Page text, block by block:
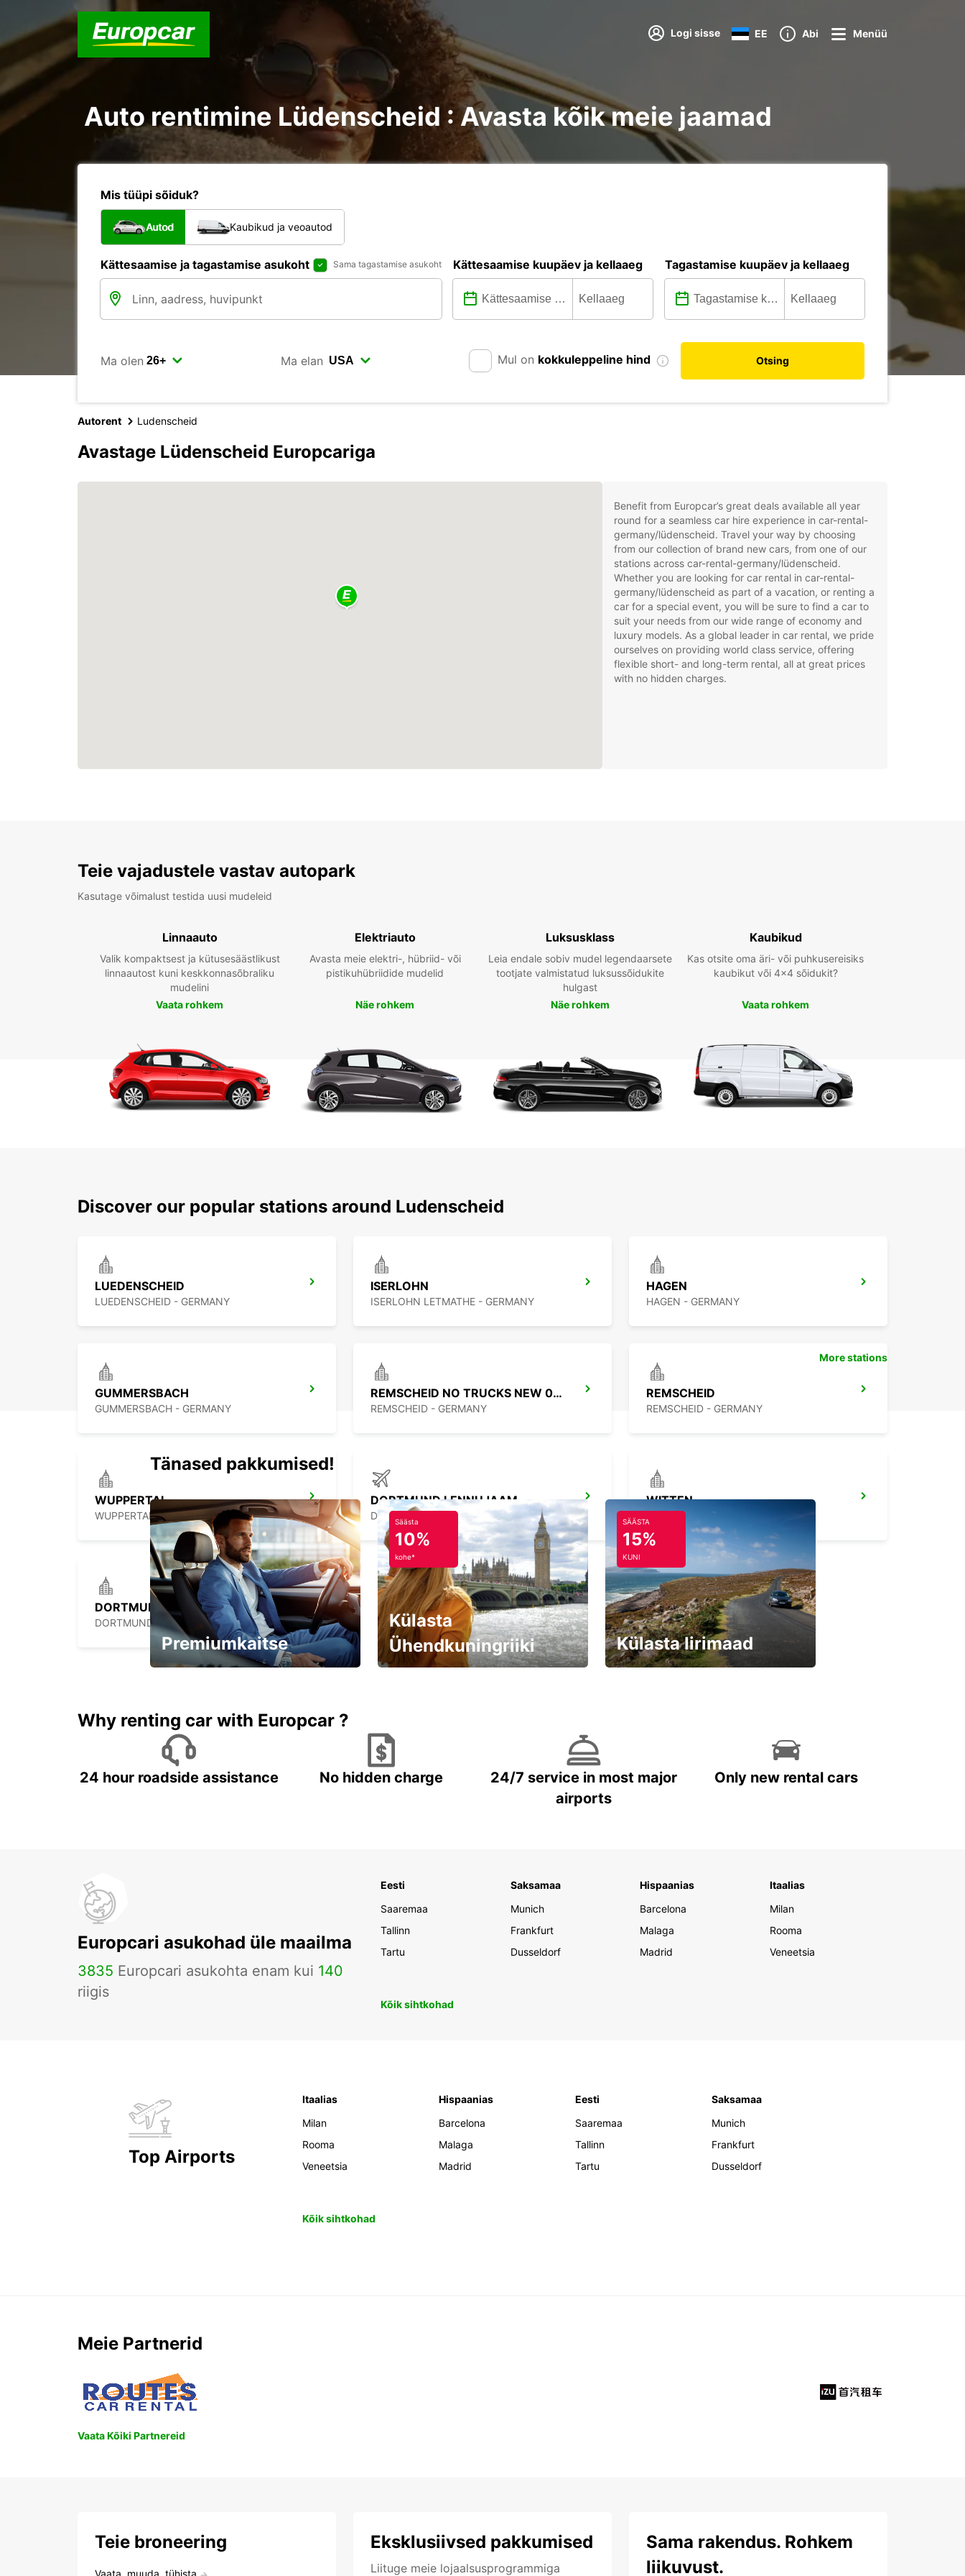
Logi sisse EE Abi Menüü
Auto rentimine Lüdenscheid : Avasta kõik meie jaamad
Mis tüüpi sõiduk?
Autod Kaubikud ja veoautod
Kättesaamise ja tagastamise asukoht Sama tagastamise asukoht Kättesaamise kuupäev ja kellaaeg Tagastamise kuupäev ja kellaaeg
Ma olen Ma elan Mul on kokkuleppeline hind Otsing
Autorent Ludenscheid
Avastage Lüdenscheid Europcariga
Benefit from Europcar’s great deals available all year
round for a seamless car hire experience in car-rental-
germany/lüdenscheid. Travel your way by choosing
from our collection of brand new cars, from one of our
stations across car-rental-germany/lüdenscheid.
Whether you are looking for car rental in car-rental-
germany/lüdenscheid as part of a vacation, or renting a
car for a special event, you will be sure to find a car to
suit your needs from our wide range of economy and
luxury models. As a global leader in car rental, we pride
ourselves on providing world class service, offering
flexible short- and long-term rental, all at great prices
with no hidden charges.
Teie vajadustele vastav autopark
Kasutage võimalust testida uusi mudeleid
Linnaauto
Valik kompaktsest ja kütusesäästlikust
linnaautost kuni keskkonnasõbraliku
mudelini
Vaata rohkem
Elektriauto
Avasta meie elektri-, hübriid- või
pistikuhübriidide mudelid
Näe rohkem
Luksusklass
Leia endale sobiv mudel legendaarsete
tootjate valmistatud luksussõidukite
hulgast
Näe rohkem
Kaubikud
Kas otsite oma äri- või puhkusereisiks
kaubikut või 4x4 sõidukit?
Vaata rohkem
Discover our popular stations around Ludenscheid
LUEDENSCHEID
LUEDENSCHEID - GERMANY
ISERLOHN
ISERLOHN LETMATHE - GERMANY
HAGEN
HAGEN - GERMANY
GUMMERSBACH
GUMMERSBACH - GERMANY
REMSCHEID NO TRUCKS NEW 01 09 26
REMSCHEID - GERMANY
REMSCHEID
REMSCHEID - GERMANY
WUPPERTAL
WUPPERTAL - GERMANY
DORTMUND LENNUJAAM
DORTMUND - GERMANY
WITTEN
WITTEN / RUHR - GERMANY
DORTMUND WAMBEL
DORTMUND - GERMANY
More stations
Tänased pakkumised!
Premiumkaitse
Säästa
10%
kohe*
Külasta
Ühendkuningriiki
SÄÄSTA
15%
KUNI
Külasta Iirimaad
Why renting car with Europcar ?
24 hour roadside assistance No hidden charge
24/7 service in most major
airports
Only new rental cars
Europcari asukohad üle maailma
3835 Europcari asukohta enam kui 140
riigis
Eesti
Saaremaa
Tallinn
Tartu
Saksamaa
Munich
Frankfurt
Dusseldorf
Hispaanias
Barcelona
Malaga
Madrid
Itaalias
Milan
Rooma
Veneetsia
Kõik sihtkohad
Top Airports
Itaalias
Milan
Rooma
Veneetsia
Hispaanias
Barcelona
Malaga
Madrid
Eesti
Saaremaa
Tallinn
Tartu
Saksamaa
Munich
Frankfurt
Dusseldorf
Kõik sihtkohad
Meie Partnerid
Vaata Kõiki Partnereid
Teie broneering Eksklusiivsed pakkumised
Liituge meie lojaalsusprogrammiga
Sama rakendus. Rohkem
liikuvust.